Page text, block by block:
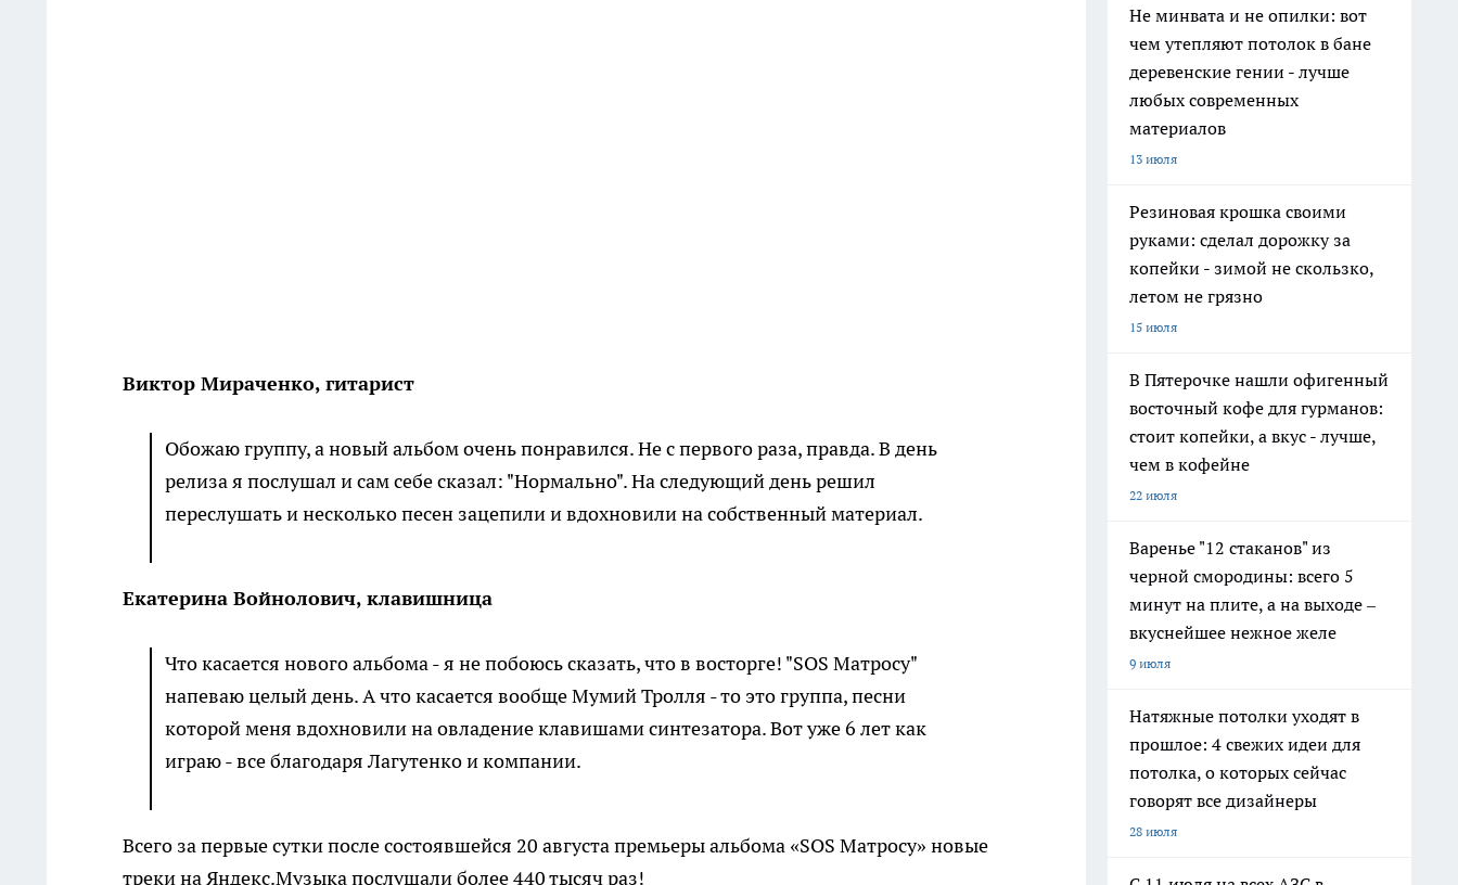
Виктор Мираченко, гитарист
Обожаю группу, а новый альбом очень понравился. Не с первого раза, правда. В день
релиза я послушал и сам себе сказал: "Нормально". На следующий день решил
переслушать и несколько песен зацепили и вдохновили на собственный материал.
Екатерина Войнолович, клавишница
Что касается нового альбома - я не побоюсь сказать, что в восторге! "SOS Матросу"
напеваю целый день. А что касается вообще Мумий Тролля - то это группа, песни
которой меня вдохновили на овладение клавишами синтезатора. Вот уже 6 лет как
играю - все благодаря Лагутенко и компании.
Всего за первые сутки после состоявшейся 20 августа премьеры альбома «SOS Матросу» новые
треки на Яндекс.Музыка послушали более 440 тысяч раз!
Не минвата и не опилки: вот
чем утепляют потолок в бане
деревенские гении - лучше
любых современных
материалов
13 июля
Резиновая крошка своими
руками: сделал дорожку за
копейки - зимой не скользко,
летом не грязно
15 июля
В Пятерочке нашли офигенный
восточный кофе для гурманов:
стоит копейки, а вкус - лучше,
чем в кофейне
22 июля
Варенье "12 стаканов" из
черной смородины: всего 5
минут на плите, а на выходе –
вкуснейшее нежное желе
9 июля
Натяжные потолки уходят в
прошлое: 4 свежих идеи для
потолка, о которых сейчас
говорят все дизайнеры
28 июля